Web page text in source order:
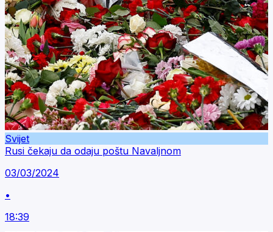
Svijet
Rusi čekaju da odaju poštu Navaljnom
03/03/2024
•
18:39